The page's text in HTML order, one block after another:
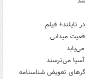
میدانی
می‌ترسند
تعویض شناسنامه